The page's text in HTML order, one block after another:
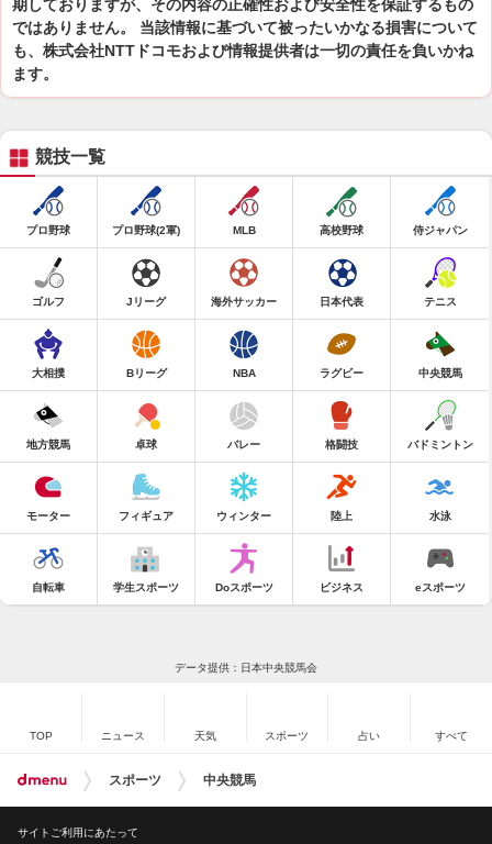
期しておりますが、その内容の正確性および安全性を保証するもの
ではありません。 当該情報に基づいて被ったいかなる損害について
も、株式会社NTTドコモおよび情報提供者は一切の責任を負いかね
ます。
競技一覧
プロ野球 プロ野球(2軍) MLB 高校野球 侍ジャパン
ゴルフ Jリーグ 海外サッカー 日本代表 テニス
大相撲 Bリーグ NBA ラグビー 中央競馬
地方競馬 卓球 バレー 格闘技 バドミントン
モーター フィギュア ウィンター 陸上 水泳
自転車 学生スポーツ Doスポーツ ビジネス eスポーツ
データ提供：日本中央競馬会
TOP ニュース 天気 スポーツ 占い すべて
スポーツ 中央競馬
サイトご利用にあたって